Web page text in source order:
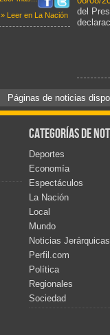
» Leer en La Nación
del
Páginas de noticias
Categorías de
Deportes
Economía
Espectáculos
La Nación
Local
Mundo
Noticias Jerárquicas
Perfil.com
Política
Regionales
Sociedad